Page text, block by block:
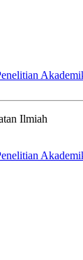
Ilmiah